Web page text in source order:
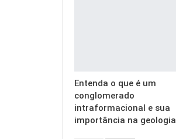
Entenda o que é um
conglomerado
intraformacional e sua
importância na geologia